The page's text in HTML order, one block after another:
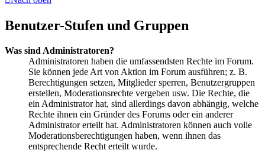
Benutzer-Stufen und Gruppen
Was sind Administratoren?
Administratoren haben die umfassendsten Rechte im Forum.
Sie können jede Art von Aktion im Forum ausführen; z. B.
Berechtigungen setzen, Mitglieder sperren, Benutzergruppen
erstellen, Moderationsrechte vergeben usw. Die Rechte, die
ein Administrator hat, sind allerdings davon abhängig, welche
Rechte ihnen ein Gründer des Forums oder ein anderer
Administrator erteilt hat. Administratoren können auch volle
Moderationsberechtigungen haben, wenn ihnen das
entsprechende Recht erteilt wurde.